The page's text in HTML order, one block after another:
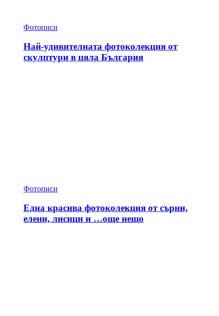
Фотописи
Най-удивителната фотоколекция от
скулптури в цяла България
Фотописи
Една красива фотоколекция от сърни,
елени, лисици и …още нещо